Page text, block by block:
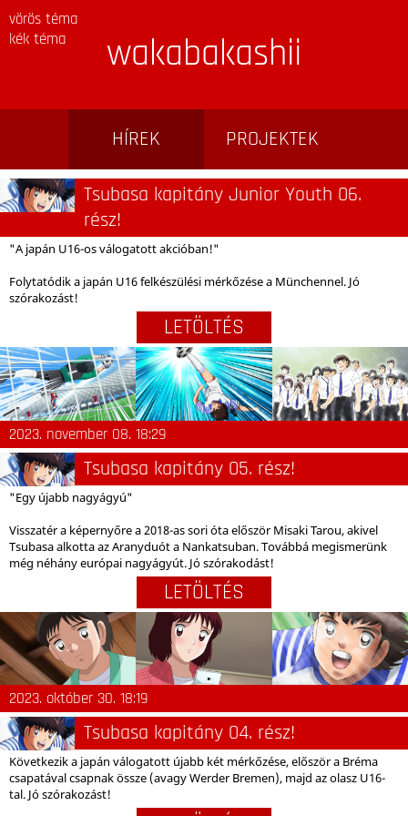
vörös téma
kék téma
wakabakashii
HÍREK PROJEKTEK
Tsubasa kapitány Junior Youth 06.
rész!
"A japán U16-os válogatott akcióban!"
Folytatódik a japán U16 felkészülési mérkőzése a Münchennel. Jó
szórakozást!
LETÖLTÉS
2023. november 08. 18:29
Tsubasa kapitány 05. rész!
"Egy újabb nagyágyú"
Visszatér a képernyőre a 2018-as sori óta először Misaki Tarou, akivel
Tsubasa alkotta az Aranyduót a Nankatsuban. Továbbá megismerünk
még néhány európai nagyágyút. Jó szórakodást!
LETÖLTÉS
2023. október 30. 18:19
Tsubasa kapitány 04. rész!
Következik a japán válogatott újabb két mérkőzése, először a Bréma
csapatával csapnak össze (avagy Werder Bremen), majd az olasz U16-
tal. Jó szórakozást!